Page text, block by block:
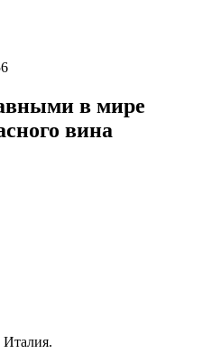
в мире
вина